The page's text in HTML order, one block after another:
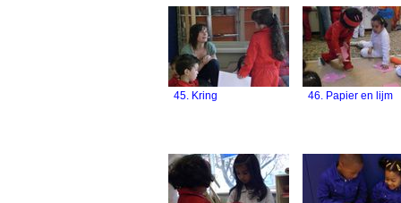
45. Kring 46. Papier en lijm